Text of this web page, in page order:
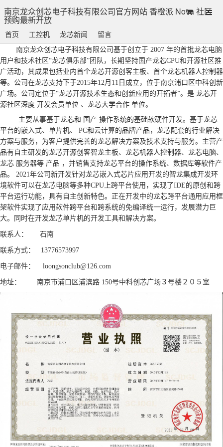
南京龙众创芯电子科技有限公司官方网站 香橙派 Nova 社区
预购最新开放
首页 工控机 龙芯新闻 留言
南京龙众创芯电子科技有限公司基于创立于 2007 年的首批龙芯电脑
用户和技术社区“龙芯俱乐部”团队，长期坚持国产龙芯CPU和开源社区推
广活动，其成果包括业内首个龙芯开源创客主板、首个龙芯机器人控制器
等。公司在龙芯支持下于2015年12月11日成立，位于南京浦口区中科创新
广场。公司定位于“龙芯开源技术生态和创新应用的开拓者”。是 龙芯开
源社区深度 开发会员单位 、龙芯大学合作 单位。
主要从事基于龙芯和 国产 操作系统的基础软硬件开发。基于龙芯
平台的嵌入式、单片机、
PC和云计算的品牌产品，龙芯配套的行业解决
方案与服务，为客户提供完善的龙芯解决方案及技术支持与服务。主营产
品有自主研发的龙芯开源创客智龙主板、龙芯机器人控制器、龙芯电脑、
龙芯 服务器等 产品 ，并销售支持龙芯平台的操作系统、数据库等软件产
品。
2021年公司新开发针对龙芯嵌入式芯片应用开发的智龙集成开发环
境软件可以在龙芯电脑等多种CPU上跨平台使用，实现了IDE的原创和跨
平台运行功能，具有自主创新特色。正在开发中的龙芯跨平台通用应用框
架软件实现了应用软件跨平台和跨系统的免编译统一运行，发展潜力巨
大。同时在开发龙芯单片机的开发工具和解决方案。
联系人： 石南
联系方式： 13776573997
电子邮件： loongsonclub@126.com
地址： 南京市浦口区浦滨路 150号中科创芯广场３号楼２０５室